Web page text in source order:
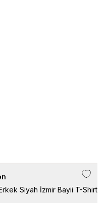
Siyah İzmir Bayii T-Shirt